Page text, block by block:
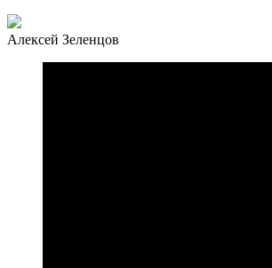
Алексей Зеленцов